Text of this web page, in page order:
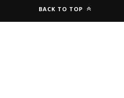
BACK TO TOP